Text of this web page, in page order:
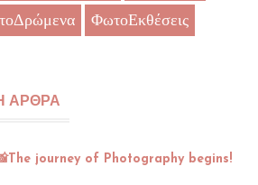
ΦωτοΕκθέσεις
ΑΡΘΡΑ
journey of Photography begins!